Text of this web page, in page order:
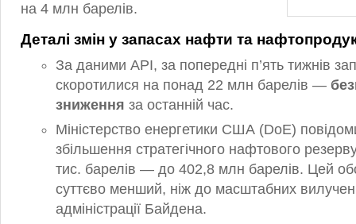
на 4 млн барелів.
Деталі змін у запасах нафти та
За даними API, за попередні п’ять тижнів
скоротилися на понад 22 млн барелів —
зниження за останній час.
Міністерство енергетики США (DoE)
збільшення стратегічного нафтового
тис. барелів — до 402,8 млн барелів. Цей
суттєво менший, ніж до масштабних
адміністрації Байдена.